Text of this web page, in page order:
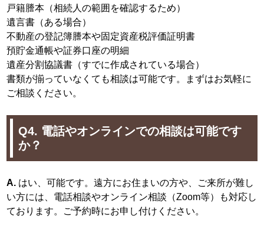
戸籍謄本（相続人の範囲を確認するため）
遺言書（ある場合）
不動産の登記簿謄本や固定資産税評価証明書
預貯金通帳や証券口座の明細
遺産分割協議書（すでに作成されている場合）
書類が揃っていなくても相談は可能です。まずはお気軽に
ご相談ください。
Q4. 電話やオンラインでの相談は可能です
か？
A. はい、可能です。遠方にお住まいの方や、ご来所が難し
い方には、電話相談やオンライン相談（Zoom等）も対応し
ております。ご予約時にお申し付けください。